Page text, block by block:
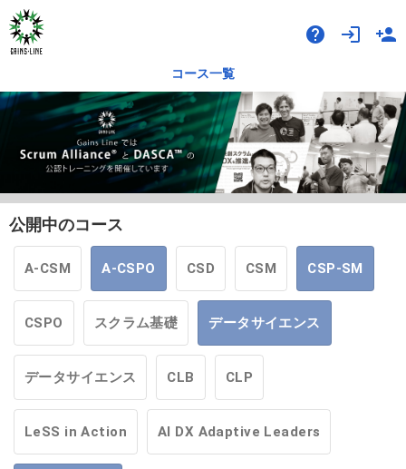
help login person_add
コース一覧
公開中のコース
A-CSM A-CSPO CSD CSM CSP-SM
CSPO スクラム基礎 データサイエンス
データサイエンス CLB CLP
LeSS in Action AI DX Adaptive Leaders